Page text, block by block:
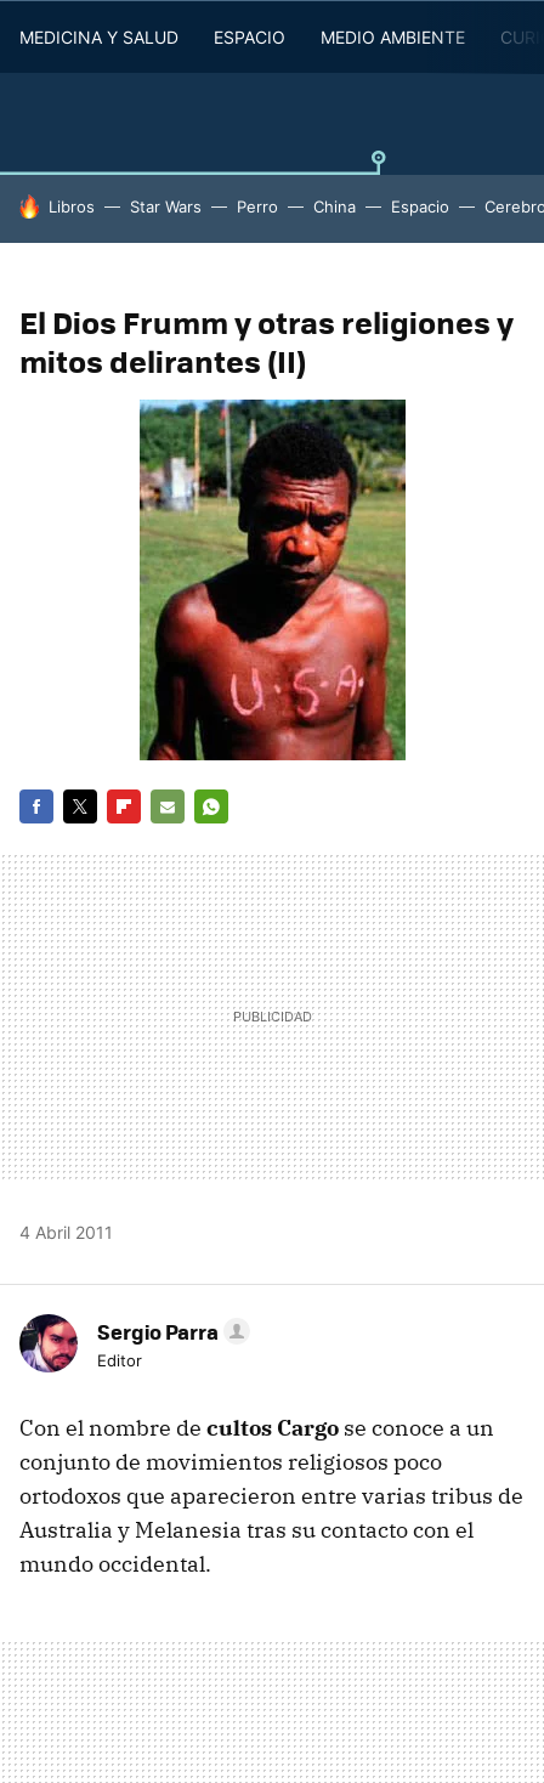
MEDICINA Y SALUD ESPACIO MEDIO AMBIENTE
HOY SE HABLA DE
Libros Star Wars Perro China Espacio
El Dios Frumm y otras religiones y
mitos delirantes (II)
MAIL
4 Abril 2011
Sergio Parra
Editor
Con el nombre de cultos Cargo se conoce a un
conjunto de movimientos religiosos poco
ortodoxos que aparecieron entre varias tribus de
Australia y Melanesia tras su contacto con el
mundo occidental.